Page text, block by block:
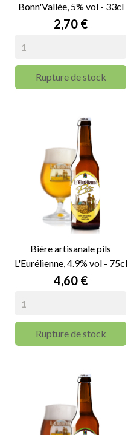
Bonn'Vallée, 5% vol - 33cl
Prix
2,70 €
Rupture de stock
Bière artisanale pils
L'Eurélienne, 4.9% vol - 75cl
Prix
4,60 €
Rupture de stock